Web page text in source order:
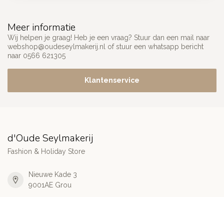
Meer informatie
Wij helpen je graag! Heb je een vraag? Stuur dan een mail naar
webshop@oudeseylmakerij.nl of stuur een whatsapp bericht
naar 0566 621305
Klantenservice
d'Oude Seylmakerij
Fashion & Holiday Store
Nieuwe Kade 3
9001AE Grou